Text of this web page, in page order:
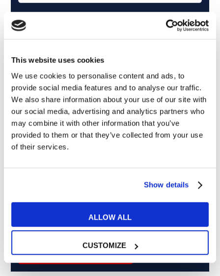
This website uses cookies
We use cookies to personalise content and ads, to
provide social media features and to analyse our traffic.
We also share information about your use of our site with
our social media, advertising and analytics partners who
may combine it with other information that you’ve
provided to them or that they’ve collected from your use
of their services.
Show details
ALLOW ALL
CUSTOMIZE
Cosa ti piace leggere?
Articoli dedicati alla grammatica inglese
Articoli dedicati a inglese nel mondo del lavoro
Articoli con tips e new sulla lingua inglese
Articoli divertenti su film e musica
al trattamento dei miei dati personali in conformità
relative ai prodotti e servizi a marchio MyES
** le sedi contrassegnate con * offrono sempre solo corsi online
RICHIEDI INFORMAZIONI